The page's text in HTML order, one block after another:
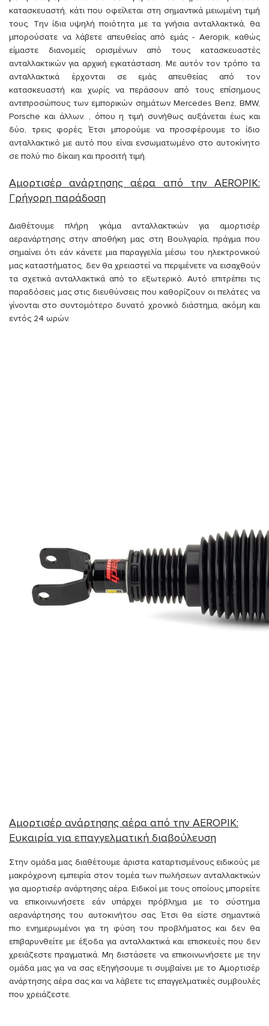
κατασκευαστή, κάτι που οφείλεται στη σημαντικά μειωμένη τιμή
τους. Την ίδια υψηλή ποιότητα με τα γνήσια ανταλλακτικά, θα
μπορούσατε να λάβετε απευθείας από εμάς - Aeropik, καθώς
είμαστε διανομείς ορισμένων από τους κατασκευαστές
ανταλλακτικών για αρχική εγκατάσταση. Με αυτόν τον τρόπο τα
ανταλλακτικά έρχονται σε εμάς απευθείας από τον
κατασκευαστή και χωρίς να περάσουν από τους επίσημους
αντιπροσώπους των εμπορικών σημάτων Mercedes Benz, BMW,
Porsche και άλλων. , όπου η τιμή συνήθως αυξάνεται έως και
δύο, τρεις φορές. Έτσι μπορούμε να προσφέρουμε το ίδιο
ανταλλακτικό με αυτό που είναι ενσωματωμένο στο αυτοκίνητο
σε πολύ πιο δίκαιη και προσιτή τιμή.
Αμορτισέρ ανάρτησης αέρα από την AEROPIK:
Γρήγορη παράδοση
Διαθέτουμε πλήρη γκάμα ανταλλακτικών για αμορτισέρ
αερανάρτησης στην αποθήκη μας στη Βουλγαρία, πράγμα που
σημαίνει ότι εάν κάνετε μια παραγγελία μέσω του ηλεκτρονικού
μας καταστήματος, δεν θα χρειαστεί να περιμένετε να εισαχθούν
τα σχετικά ανταλλακτικά από το εξωτερικό. Αυτό επιτρέπει τις
παραδόσεις μας στις διευθύνσεις που καθορίζουν οι πελάτες να
γίνονται στο συντομότερο δυνατό χρονικό διάστημα, ακόμη και
εντός 24 ωρών.
Αμορτισέρ ανάρτησης αέρα από την AEROPIK:
Ευκαιρία για επαγγελματική διαβούλευση
Στην ομάδα μας διαθέτουμε άριστα καταρτισμένους ειδικούς με
μακρόχρονη εμπειρία στον τομέα των πωλήσεων ανταλλακτικών
για αμορτισέρ ανάρτησης αέρα. Ειδικοί με τους οποίους μπορείτε
να επικοινωνήσετε εάν υπάρχει πρόβλημα με το σύστημα
αερανάρτησης του αυτοκινήτου σας. Έτσι θα είστε σημαντικά
πιο ενημερωμένοι για τη φύση του προβλήματος και δεν θα
επιβαρυνθείτε με έξοδα για ανταλλακτικά και επισκευές που δεν
χρειάζεστε πραγματικά. Μη διστάσετε να επικοινωνήσετε με την
ομάδα μας για να σας εξηγήσουμε τι συμβαίνει με το Αμορτισέρ
ανάρτησης αέρα σας και να λάβετε τις επαγγελματικές συμβουλές
που χρειάζεστε.